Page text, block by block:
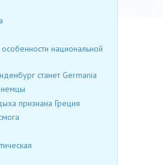
национальной
станет Germania
немцы
признана Греция